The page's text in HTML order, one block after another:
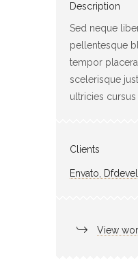
Description
Sed neque
pellentesque
tempor
scelerisque
ultricies
Clients
Envato,
View